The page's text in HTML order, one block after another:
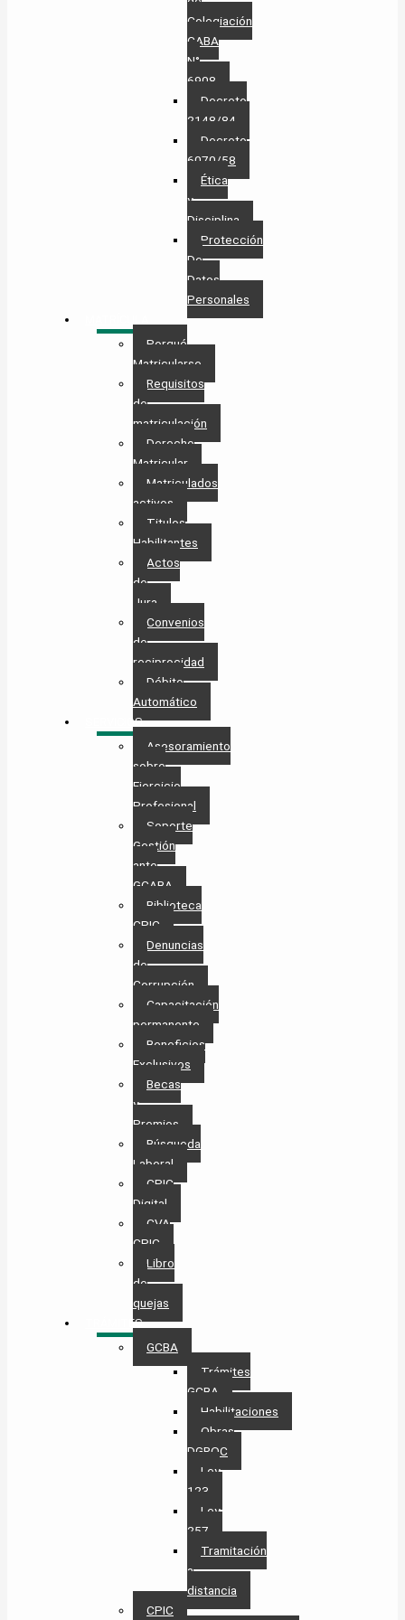
Colegiación
CABA
N°
6908
Decreto
2148/84
Decreto
6070/58
Ética
y
Disciplina
Protección
De
Datos
Personales​
Porqué
Matricularse
Requisitos
de
matriculación
Derecho
Matricular
Matriculados
activos
Titulos
Habilitantes
Actos
de
Jura
Convenios
de
reciprocidad
Débito
Automático
SERVICIOS
Asesoramiento
sobre
Ejercicio
Profesional
Soporte
Gestión
ante
GCABA
Biblioteca
CPIC
Denuncias
de
Corrupción
Capacitación
permanente
Beneficios
Exclusivos
Becas
y
Premios
Búsqueda
Laboral​
CPIC
Digital
CVA
CPIC
Libro
de
quejas
TRÁMITES
GCBA
Trámites
GCBA
Habilitaciones
Obras
DGROC
Ley
123
Ley
257
Tramitación
a
distancia
CPIC